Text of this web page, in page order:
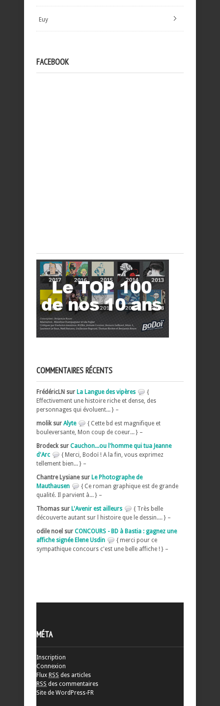
Euy
FACEBOOK
COMMENTAIRES RÉCENTS
FrédéricLN sur La Langue des vipères
{
Effectivement une histoire riche et dense, des
personnages qui évoluent... } –
molik sur Alyte
{ Cette bd est magnifique et
bouleversante, Mon coup de coeur... } –
Brodeck sur Cauchon...ou l'homme qui tua Jeanne
d'Arc
{ Merci, Bodoï ! A la fin, vous exprimez
tellement bien... } –
Chantre Lysiane sur Le Photographe de
Mauthausen
{ Ce roman graphique est de grande
qualité. Il parvient à... } –
Thomas sur L'Avenir est ailleurs
{ Très belle
découverte autant sur l histoire que le dessin.... } –
odile noel sur CONCOURS - BD à Bastia : gagnez une
affiche signée Elene Usdin
{ merci pour ce
sympathique concours c'est une belle affiche ! } –
MÉTA
Inscription
Connexion
Flux RSS des articles
RSS des commentaires
Site de WordPress-FR